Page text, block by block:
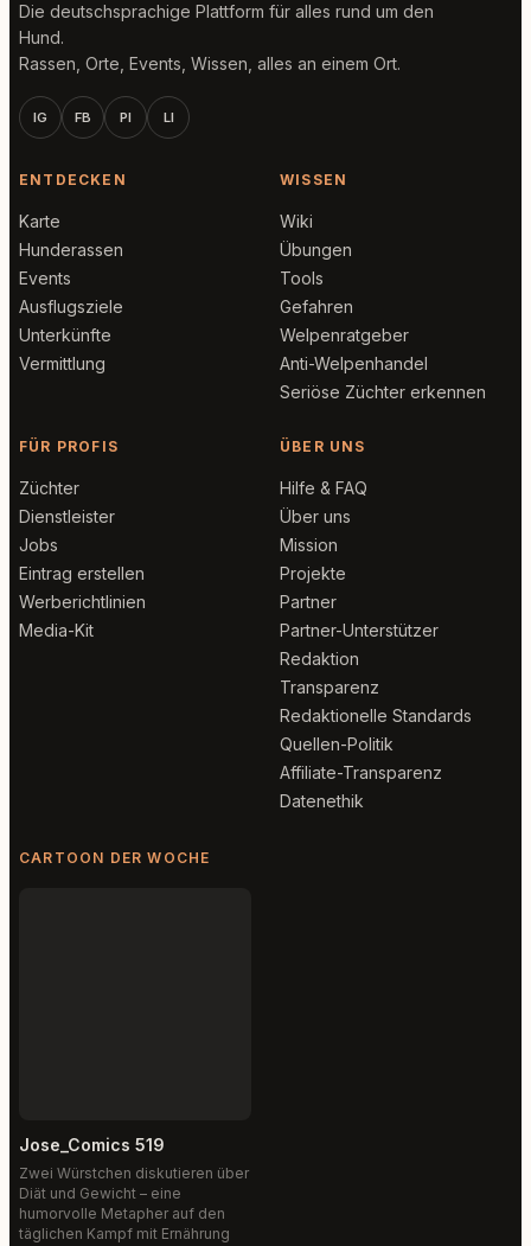
Die deutschsprachige Plattform für alles rund um den
Hund.
Rassen, Orte, Events, Wissen, alles an einem Ort.
IG FB PI LI
ENTDECKEN
Karte
Hunderassen
Events
Ausflugsziele
Unterkünfte
Vermittlung
WISSEN
Wiki
Übungen
Tools
Gefahren
Welpenratgeber
Anti-Welpenhandel
Seriöse Züchter erkennen
FÜR PROFIS
Züchter
Dienstleister
Jobs
Eintrag erstellen
Werberichtlinien
Media-Kit
ÜBER UNS
Hilfe & FAQ
Über uns
Mission
Projekte
Partner
Partner-Unterstützer
Redaktion
Transparenz
Redaktionelle Standards
Quellen-Politik
Affiliate-Transparenz
Datenethik
CARTOON DER WOCHE
Jose_Comics 519
Zwei Würstchen diskutieren über
Diät und Gewicht – eine
humorvolle Metapher auf den
täglichen Kampf mit Ernährung